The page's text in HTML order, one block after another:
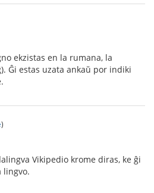
ekzistas en la rumana, la
Ĝi estas uzata ankaŭ por indiki
)
Vikipedio krome diras, ke ĝi
lingvo.